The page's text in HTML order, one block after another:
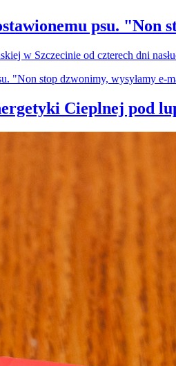
psu. "Non
w Szczecinie od czterech dni
Cieplnej pod